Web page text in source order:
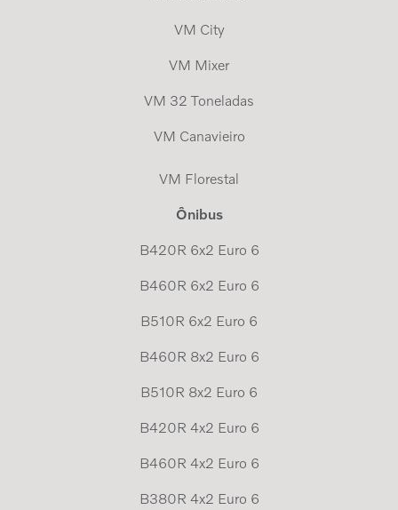
VM City
VM Mixer
VM 32 Toneladas
VM Canavieiro
VM Florestal
Ônibus
B420R 6x2 Euro 6
B460R 6x2 Euro 6
B510R 6x2 Euro 6
B460R 8x2 Euro 6
B510R 8x2 Euro 6
B420R 4x2 Euro 6
B460R 4x2 Euro 6
B380R 4x2 Euro 6